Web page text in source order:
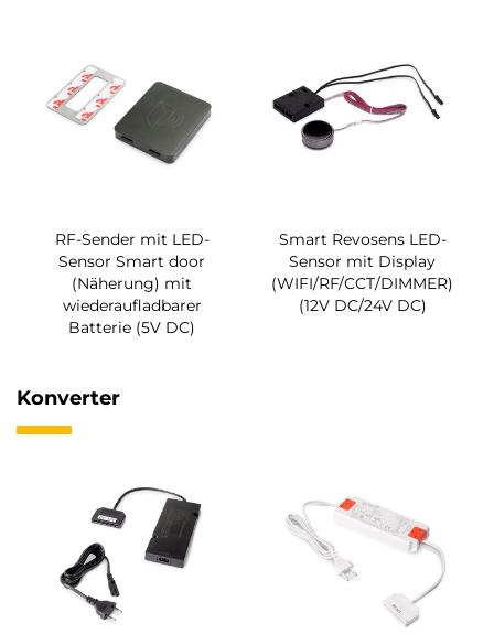
RF-Sender mit LED-
Sensor Smart door
(Näherung) mit
wiederaufladbarer
Batterie (5V DC)
Smart Revosens LED-
Sensor mit Display
(WIFI/RF/CCT/DIMMER)
(12V DC/24V DC)
Konverter